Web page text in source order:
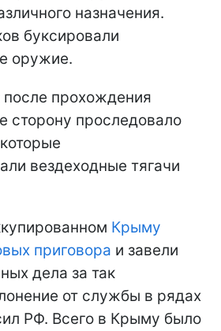
назначения.
буксировали
оружие.
прохождения
сторону проследовало
вездеходные тягачи
Крыму
приговора и завели
дела за так
от службы в рядах
РФ. Всего в Крыму было